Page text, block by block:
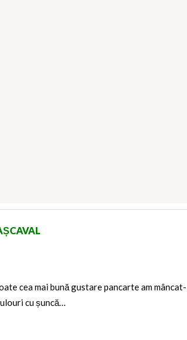
cea mai bună gustare pancarte am mâncat-
cu șuncă…